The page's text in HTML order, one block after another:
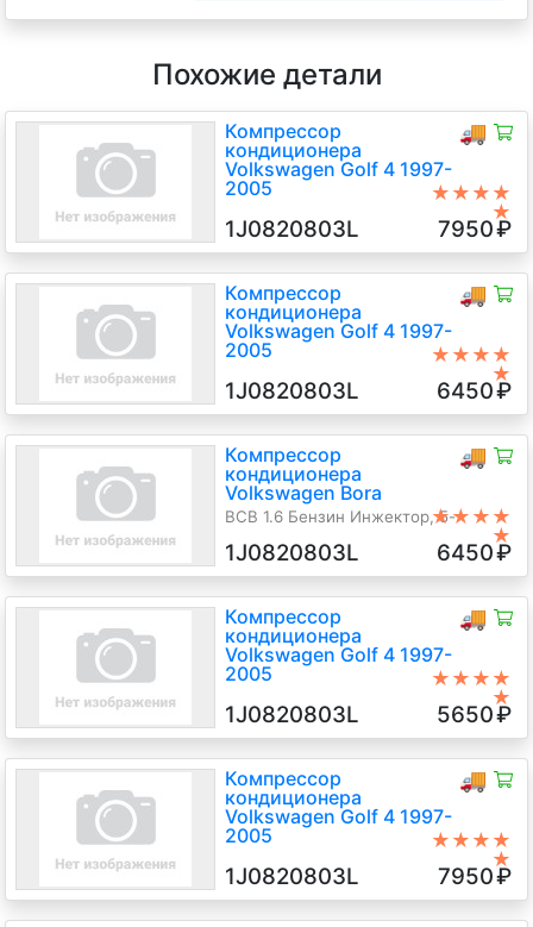
Похожие детали
🚚
Компрессор
кондиционера
Volkswagen Golf 4 1997-
2005
ARL 1.9 Дизель TDI, 6-ст.мех.,
Хэтчбэк 5 дв., черный, 2003 г.в.
★★★★
★
1J0820803L 7950₽
🚚
Компрессор
кондиционера
Volkswagen Golf 4 1997-
2005
ст.мех., Хэтчбэк 5 дв., серебристый,
2003 г.в.
★★★★
★
1J0820803L 6450₽
🚚
Компрессор
кондиционера
Volkswagen Bora
BCB 1.6 Бензин Инжектор, 5-
ст.мех., Седан, серебристый, 2003
г.в.
★★★★
★
1J0820803L 6450₽
🚚
Компрессор
кондиционера
Volkswagen Golf 4 1997-
2005
ст.мех., Хэтчбэк 5 дв., черный, 2003
г.в.
★★★★
★
1J0820803L 5650₽
🚚
Компрессор
кондиционера
Volkswagen Golf 4 1997-
2005
ATD 1.9 Дизель TDI, 5-ст.мех.,
Хэтчбэк 5 дв., серебристый, 2003
★★★★
★
1J0820803L 7950₽